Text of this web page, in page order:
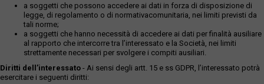
a soggetti che possono accedere ai dati in forza di disposizione di
legge, di regolamento o di normativacomunitaria, nei limiti previsti da
tali norme;
a soggetti che hanno necessità di accedere ai dati per finalità ausiliare
al rapporto che intercorre tra l’interessato e la Società, nei limiti
strettamente necessari per svolgere i compiti ausiliari.
Diritti dell’interessato - Ai sensi degli artt. 15 e ss GDPR, l’interessato potrà
esercitare i seguenti diritti: